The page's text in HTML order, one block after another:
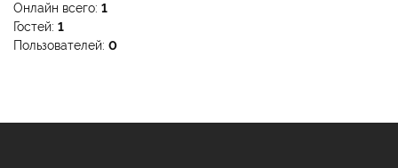
Онлайн всего: 1
Гостей: 1
Пользователей: 0